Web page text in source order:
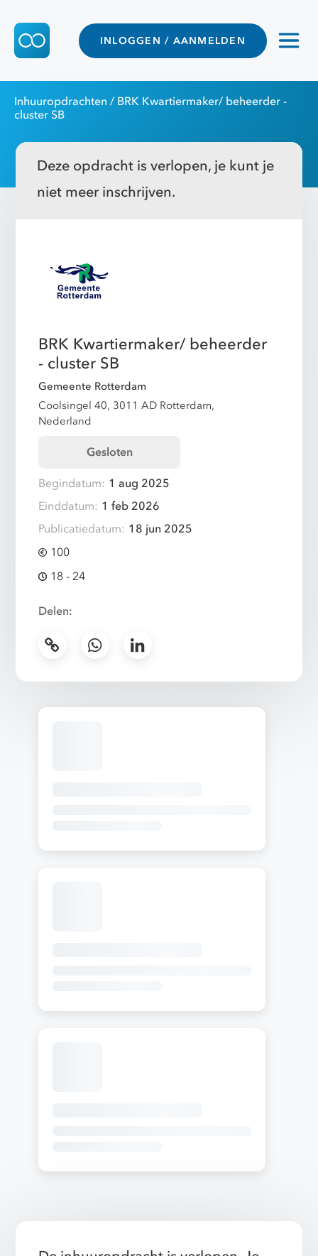
INLOGGEN / AANMELDEN
Inhuuropdrachten / BRK Kwartiermaker/ beheerder -
cluster SB
Deze opdracht is verlopen, je kunt je
niet meer inschrijven.
BRK Kwartiermaker/ beheerder
- cluster SB
Gemeente Rotterdam
Coolsingel 40, 3011 AD Rotterdam,
Nederland
Gesloten
Begindatum: 1 aug 2025
Einddatum: 1 feb 2026
Publicatiedatum: 18 jun 2025
100
18 - 24
Delen: